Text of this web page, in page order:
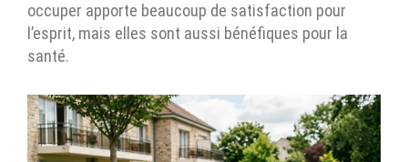
occuper apporte beaucoup de satisfaction pour
l’esprit, mais elles sont aussi bénéfiques pour la
santé.